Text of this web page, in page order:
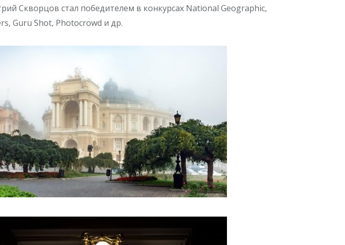
Скворцов стал победителем в конкурсах National Geographic,
Guru Shot, Photocrowd и др.